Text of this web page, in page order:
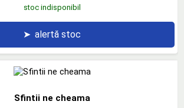
stoc indisponibil
➤ alertă stoc
Sfintii ne cheama